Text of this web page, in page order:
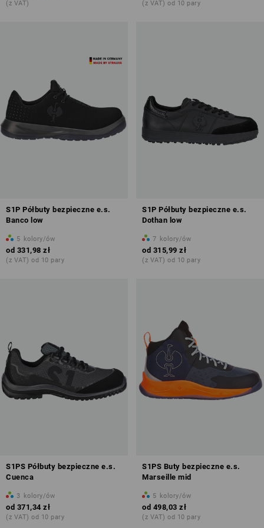
Przegląd kategorii ochrony
(z VAT) (z VAT) od 10 pary
S1P Półbuty bezpieczne e.s.
Banco low
5 kolory/ów
od 331,98 zł
(z VAT) od 10 pary
S1P Półbuty bezpieczne e.s.
Dothan low
7 kolory/ów
od 315,99 zł
(z VAT) od 10 pary
S1PS Półbuty bezpieczne e.s.
Cuenca
3 kolory/ów
od 371,34 zł
(z VAT) od 10 pary
S1PS Buty bezpieczne e.s.
Marseille mid
5 kolory/ów
od 498,03 zł
(z VAT) od 10 pary